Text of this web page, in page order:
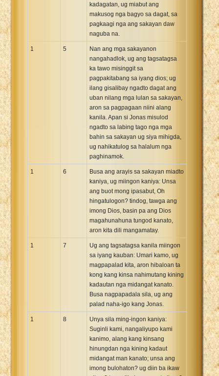
kadagatan, ug miabut ang
makusog nga bagyo sa dagat, sa
pagkaagi nga ang sakayan daw
naguba na.
1 5
Nan ang mga sakayanon
nangahadlok, ug ang tagsatagsa
ka tawo misinggit sa
pagpakitabang sa iyang dios; ug
ilang gisalibay ngadto dagat ang
uban nilang mga lulan sa sakayan,
aron sa pagpagaan niini alang
kanila. Apan si Jonas misulod
ngadto sa labing tago nga mga
bahin sa sakayan ug siya mihigda,
ug nahikatulog sa halalum nga
paghinamok.
1 6
Busa ang arayis sa sakayan miadto
kaniya, ug miingon kaniya: Unsa
ang buot mong ipasabut, Oh
hingatulogon? tindog, tawga ang
imong Dios, basin pa ang Dios
magahunahuna tungod kanato,
aron kita dili mangamatay.
1 7
Ug ang tagsatagsa kanila miingon
sa iyang kauban: Umari kamo, ug
magpapalad kita, aron hibaloan ta
kong kang kinsa nahimutang kining
kadautan nga midangat kanato.
Busa nagpapadala sila, ug ang
palad naha-igo kang Jonas.
1 8
Unya sila ming-ingon kaniya:
Suginli kami, nangaliyupo kami
kanimo, alang kang kinsang
hinungdan nga kining kadaut
midangat man kanato; unsa ang
imong bulohaton? ug diin ba ikaw